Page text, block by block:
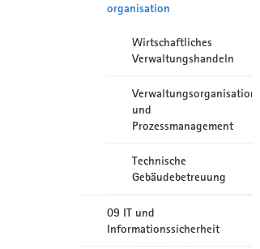
organisation
Wirtschaftliches
Verwaltungshandeln
Verwaltungsorganisation
und
Prozessmanagement
Technische
Gebäudebetreuung
09 IT und
Informationssicherheit